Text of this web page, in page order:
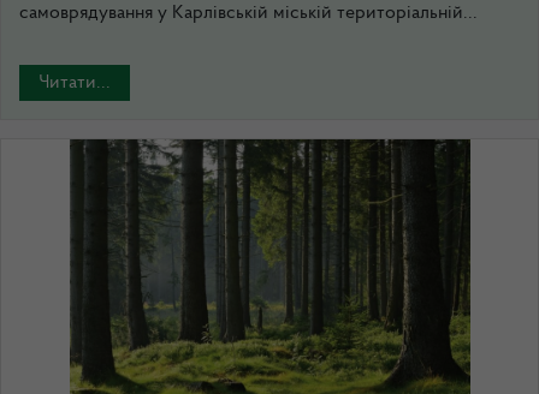
самоврядування у Карлівській міській територіальній...
Читати...